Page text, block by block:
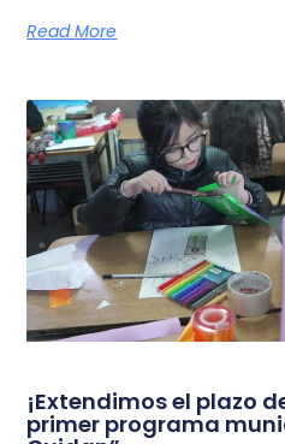
Read More
¡Extendimos el plazo
primer programa